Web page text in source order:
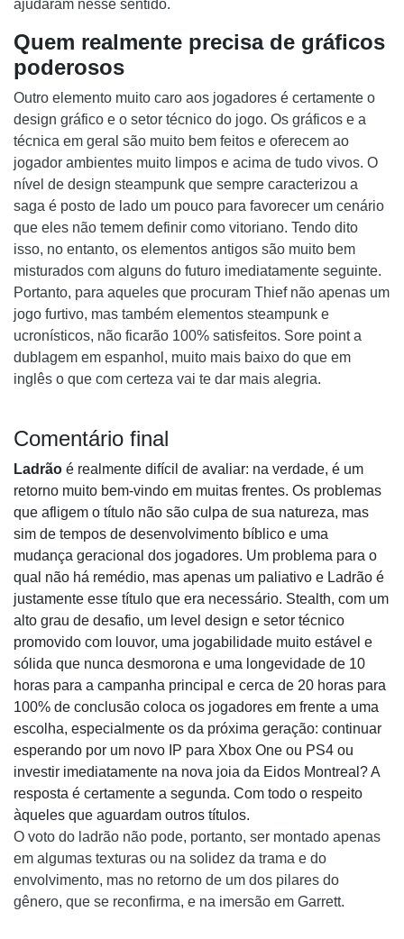
ajudaram nesse sentido.
Quem realmente precisa de gráficos
poderosos
Outro elemento muito caro aos jogadores é certamente o
design gráfico e o setor técnico do jogo. Os gráficos e a
técnica em geral são muito bem feitos e oferecem ao
jogador ambientes muito limpos e acima de tudo vivos. O
nível de design steampunk que sempre caracterizou a
saga é posto de lado um pouco para favorecer um cenário
que eles não temem definir como vitoriano. Tendo dito
isso, no entanto, os elementos antigos são muito bem
misturados com alguns do futuro imediatamente seguinte.
Portanto, para aqueles que procuram Thief não apenas um
jogo furtivo, mas também elementos steampunk e
ucronísticos, não ficarão 100% satisfeitos. Sore point a
dublagem em espanhol, muito mais baixo do que em
inglês o que com certeza vai te dar mais alegria.
Comentário final
Ladrão é realmente difícil de avaliar: na verdade, é um
retorno muito bem-vindo em muitas frentes. Os problemas
que afligem o título não são culpa de sua natureza, mas
sim de tempos de desenvolvimento bíblico e uma
mudança geracional dos jogadores. Um problema para o
qual não há remédio, mas apenas um paliativo e Ladrão é
justamente esse título que era necessário. Stealth, com um
alto grau de desafio, um level design e setor técnico
promovido com louvor, uma jogabilidade muito estável e
sólida que nunca desmorona e uma longevidade de 10
horas para a campanha principal e cerca de 20 horas para
100% de conclusão coloca os jogadores em frente a uma
escolha, especialmente os da próxima geração: continuar
esperando por um novo IP para Xbox One ou PS4 ou
investir imediatamente na nova joia da Eidos Montreal? A
resposta é certamente a segunda. Com todo o respeito
àqueles que aguardam outros títulos.
O voto do ladrão não pode, portanto, ser montado apenas
em algumas texturas ou na solidez da trama e do
envolvimento, mas no retorno de um dos pilares do
gênero, que se reconfirma, e na imersão em Garrett.